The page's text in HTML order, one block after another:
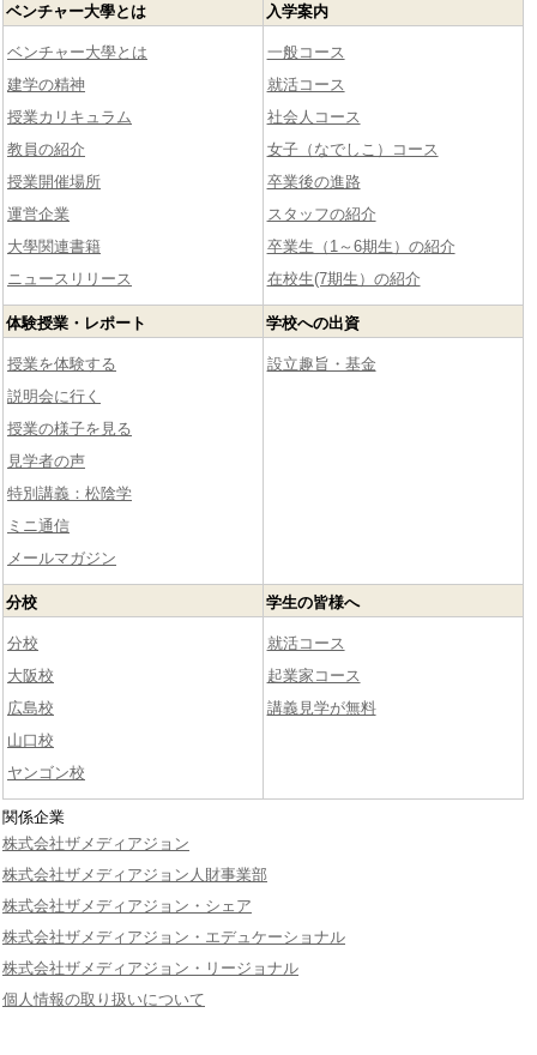
ベンチャー大學とは
ベンチャー大學とは
建学の精神
授業カリキュラム
教員の紹介
授業開催場所
運営企業
大學関連書籍
ニュースリリース
入学案内
一般コース
就活コース
社会人コース
女子（なでしこ）コース
卒業後の進路
スタッフの紹介
卒業生（1～6期生）の紹介
在校生(7期生）の紹介
体験授業・レポート
授業を体験する
説明会に行く
授業の様子を見る
見学者の声
特別講義：松陰学
ミニ通信
メールマガジン
学校への出資
設立趣旨・基金
分校
分校
大阪校
広島校
山口校
ヤンゴン校
学生の皆様へ
就活コース
起業家コース
講義見学が無料
関係企業
株式会社ザメディアジョン
株式会社ザメディアジョン人財事業部
株式会社ザメディアジョン・シェア
株式会社ザメディアジョン・エデュケーショナル
株式会社ザメディアジョン・リージョナル
個人情報の取り扱いについて